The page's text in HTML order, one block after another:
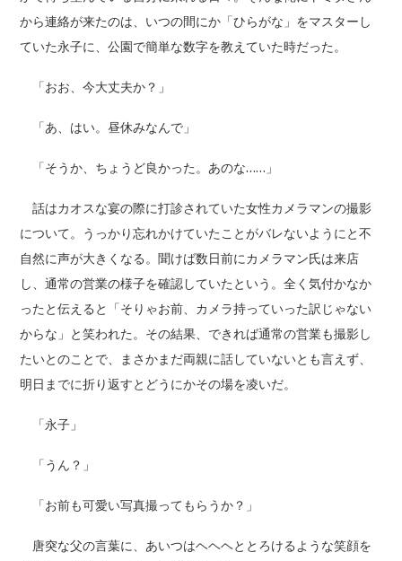
から連絡が来たのは、いつの間にか「ひらがな」をマスターし
ていた永子に、公園で簡単な数字を教えていた時だった。
「おお、今大丈夫か？」
「あ、はい。昼休みなんで」
「そうか、ちょうど良かった。あのな……」
話はカオスな宴の際に打診されていた女性カメラマンの撮影
について。うっかり忘れかけていたことがバレないようにと不
自然に声が大きくなる。聞けば数日前にカメラマン氏は来店
し、通常の営業の様子を確認していたという。全く気付かなか
ったと伝えると「そりゃお前、カメラ持っていった訳じゃない
からな」と笑われた。その結果、できれば通常の営業も撮影し
たいとのことで、まさかまだ両親に話していないとも言えず、
明日までに折り返すとどうにかその場を凌いだ。
「永子」
「うん？」
「お前も可愛い写真撮ってもらうか？」
唐突な父の言葉に、あいつはヘヘヘととろけるような笑顔を